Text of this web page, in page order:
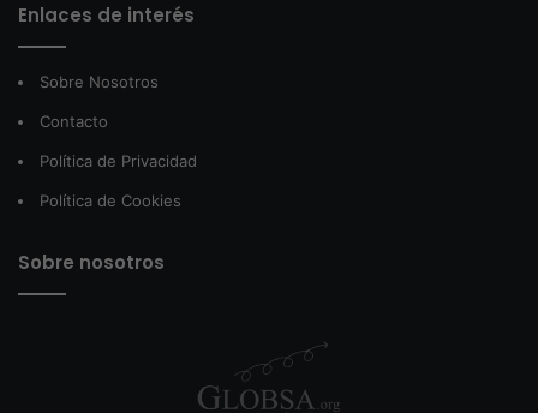
Enlaces de interés
Sobre Nosotros
Contacto
Política de Privacidad
Política de Cookies
Sobre nosotros